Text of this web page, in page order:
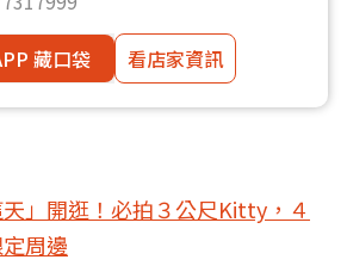
藏口袋
看店家資訊
」開逛！必拍３公尺Kitty，４
周邊